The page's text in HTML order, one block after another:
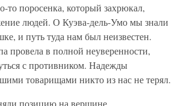
то поросенка, который захрюкал,
людей. О Куэва-дель-Умо мы знали
и путь туда нам был неизвестен.
провела в полной неуверенности,
с противником. Надежды
товарищами никто из нас не терял.
позицию на вершине